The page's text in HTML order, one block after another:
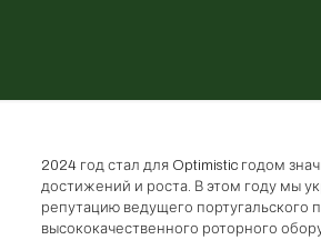
2024 год стал для Optimistic годом
достижений и роста. В этом году мы
репутацию ведущего португальского
высококачественного роторного